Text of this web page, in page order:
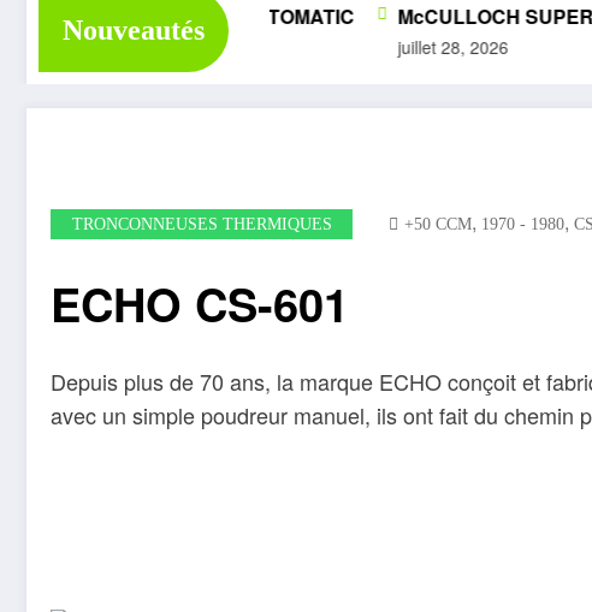
Nouveautés
SUPER 1050 AUTOMATIC
28, 2026
McCULLOCH SUPER
juillet 28, 2026
TRONCONNEUSES THERMIQUES +50 CCM, 1970 - 1980,
ECHO CS-601
Depuis plus de 70 ans, la marque ECHO conçoit et
avec un simple poudreur manuel, ils ont fait du chemin